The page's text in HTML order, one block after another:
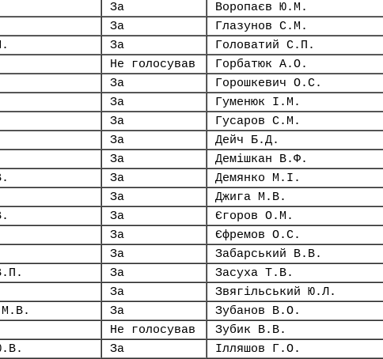
За Воропаєв Ю.М.
За Глазунов С.М.
За Головатий С.П.
Не голосував Горбатюк А.О.
За Горошкевич О.С.
За Гуменюк І.М.
За Гусаров С.М.
За Дейч Б.Д.
За Демішкан В.Ф.
За Демянко М.І.
За Джига М.В.
За Єгоров О.М.
За Єфремов О.С.
За Забарський В.В.
За Засуха Т.В.
За Звягільський Ю.Л.
М.В.
За Зубанов В.О.
Не голосував Зубик В.В.
За Ілляшов Г.О.